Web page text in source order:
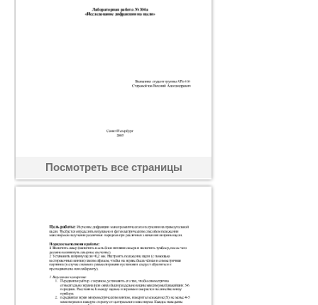
Посмотреть все страницы